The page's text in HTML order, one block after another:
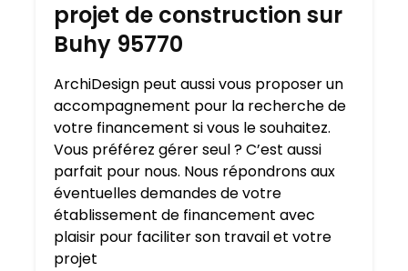
projet de construction sur
Buhy 95770
ArchiDesign peut aussi vous proposer un
accompagnement pour la recherche de
votre financement si vous le souhaitez.
Vous préférez gérer seul ? C’est aussi
parfait pour nous. Nous répondrons aux
éventuelles demandes de votre
établissement de financement avec
plaisir pour faciliter son travail et votre
projet